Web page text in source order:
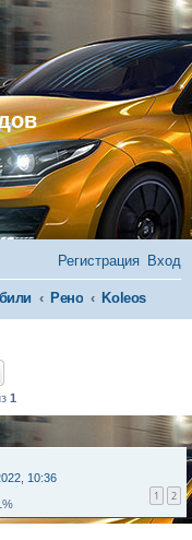
Вход
Регистрация
Рено Koleos
к
1
10:36
1 2